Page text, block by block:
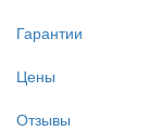
Гарантии
Цены
Отзывы